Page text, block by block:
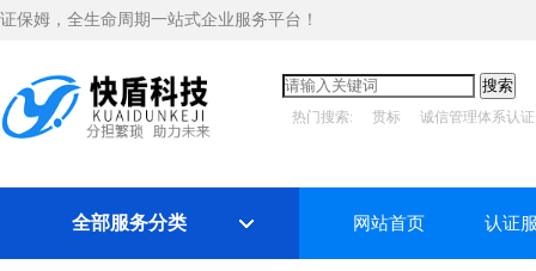
证保姆，全生命周期一站式企业服务平台！
热门搜索: 贯标 诚信管理体系认证
全部服务分类 网站首页 认证